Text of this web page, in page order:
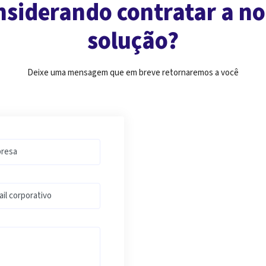
contratar a
solução?
Deixe uma mensagem que em breve retornaremos a você